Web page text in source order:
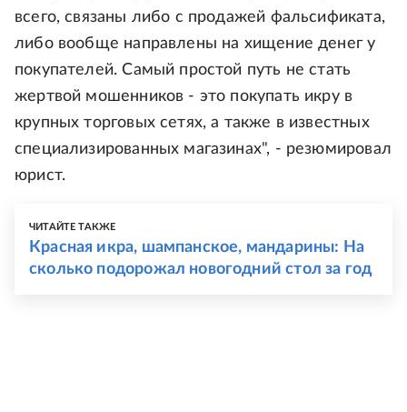
всего, связаны либо с продажей фальсификата,
либо вообще направлены на хищение денег у
покупателей. Самый простой путь не стать
жертвой мошенников - это покупать икру в
крупных торговых сетях, а также в известных
специализированных магазинах", - резюмировал
юрист.
ЧИТАЙТЕ ТАКЖЕ
Красная икра, шампанское, мандарины: На
сколько подорожал новогодний стол за год